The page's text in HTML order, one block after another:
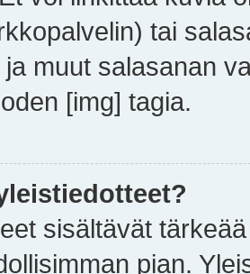
tai
muut salasanan
[img] tagia.
sisältävät
pian.